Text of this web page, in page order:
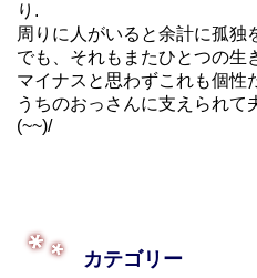
り.
周りに人がいると余計に孤独
でも、それもまたひとつの生
マイナスと思わずこれも個性
うちのおっさんに支えられて
(~~)/
カテゴリー